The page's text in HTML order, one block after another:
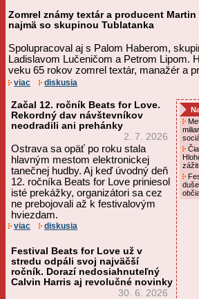
Zomrel známy textár a producent
najmä so skupinou Tublatanka
Spolupracoval aj s Palom Haberom,
Ladislavom Lučeničom a Petrom Lipom.
veku 65 rokov zomrel textár, manažér a
viac diskusia
Začal 12. ročník Beats for Love.
Rekordný dav návštevníkov
neodradili ani prehánky
2. 7. 2026
Ostrava sa opäť po roku stala
hlavným mestom elektronickej
tanečnej hudby. Aj keď úvodný deň
12. ročníka Beats for Love priniesol
isté prekážky, organizátori sa cez
ne prebojovali až k festivalovým
hviezdam.
viac diskusia
Festival Beats for Love už v
stredu odpáli svoj najväčší
ročník. Dorazí nedosiahnuteľný
Calvin Harris aj revolučné novinky
30. 6. 2026